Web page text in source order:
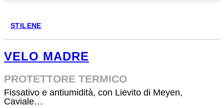
STILENE
VELO MADRE
PROTETTORE TERMICO
Fissativo e antiumidità, con Lievito di Meyen,
Caviale…